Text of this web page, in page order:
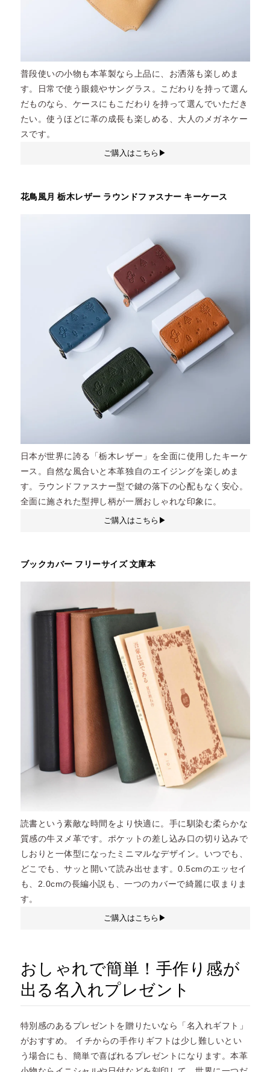
普段使いの小物も本革製なら上品に、お洒落も楽しめま
す。日常で使う眼鏡やサングラス。こだわりを持って選ん
だものなら、ケースにもこだわりを持って選んでいただき
たい。使うほどに革の成長も楽しめる、大人のメガネケー
スです。
ご購入はこちら▶︎
花鳥風月 栃木レザー ラウンドファスナー キーケース
日本が世界に誇る「栃木レザー」を全面に使用したキーケ
ース。自然な風合いと本革独自のエイジングを楽しめま
す。ラウンドファスナー型で鍵の落下の心配もなく安心。
全面に施された型押し柄が一層おしゃれな印象に。
ご購入はこちら▶︎
ブックカバー フリーサイズ 文庫本
読書という素敵な時間をより快適に。手に馴染む柔らかな
質感の牛ヌメ革です。ポケットの差し込み口の切り込みで
しおりと一体型になったミニマルなデザイン。いつでも、
どこでも、サッと開いて読み出せます。0.5cmのエッセイ
も、2.0cmの長編小説も、一つのカバーで綺麗に収まりま
す。
ご購入はこちら▶︎
おしゃれで簡単！手作り感が
出る名入れプレゼント
特別感のあるプレゼントを贈りたいなら「名入れギフト」
がおすすめ。 イチからの手作りギフトは少し難しいとい
う場合にも、簡単で喜ばれるプレゼントになります。本革